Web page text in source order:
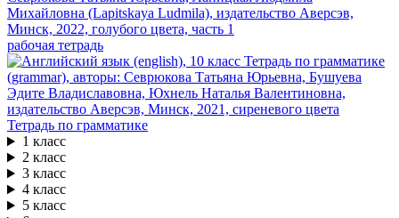
рабочая тетрадь
Тетрадь по грамматике
1 класс
2 класс
3 класс
4 класс
5 класс